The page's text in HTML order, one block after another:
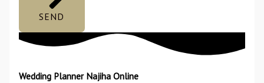
SEND
Wedding Planner Najiha Online